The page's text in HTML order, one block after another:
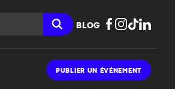
BLOG
PUBLIER UN ÉVÉNEMENT